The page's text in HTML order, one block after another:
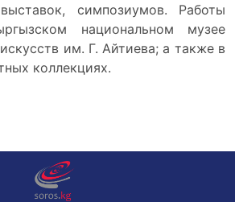
симпозиумов. Работы
национальном музее
им. Г. Айтиева; а также в
коллекциях.